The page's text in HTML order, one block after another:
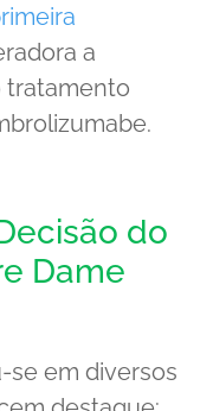
a
tratamento
do
Dame
se em diversos